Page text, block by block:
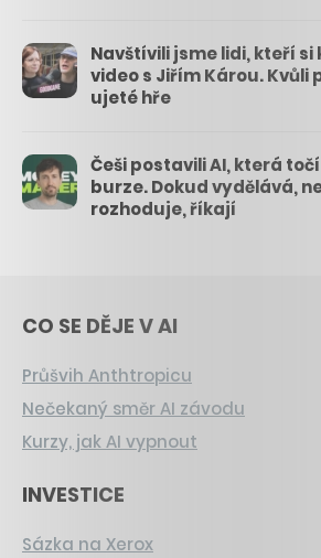
Navštívili jsme lidi, kteří si
video s Jiřím Károu. Kvůli
ujeté hře
Češi postavili AI, která
burze. Dokud vydělává,
rozhoduje, říkají
CO SE DĚJE V AI
Průšvih Anthtropicu
Nečekaný směr AI závodu
Kurzy, jak AI vypnout
INVESTICE
Sázka na Xerox